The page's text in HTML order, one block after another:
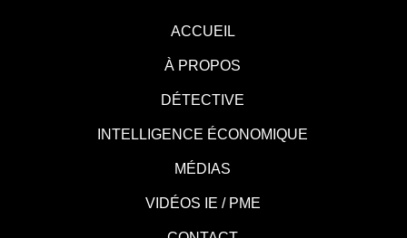
ACCUEIL
À PROPOS
DÉTECTIVE
INTELLIGENCE ÉCONOMIQUE
MÉDIAS
VIDÉOS IE / PME